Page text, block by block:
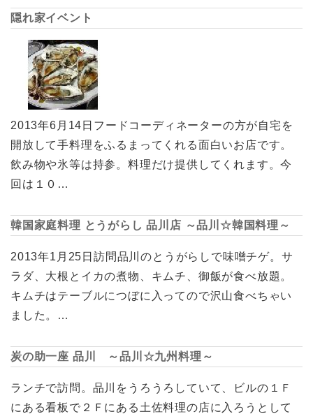
隠れ家イベント
2013年6月14日フードコーディネーターの方が自宅を
開放して手料理をふるまってくれる面白いお店です。
飲み物や氷等は持参。料理だけ提供してくれます。今
回は１０…
韓国家庭料理 とうがらし 品川店 ～品川☆韓国料理～
2013年1月25日訪問品川のとうがらしで味噌チゲ。サ
ラダ、大根とイカの煮物、キムチ、御飯が食べ放題。
キムチはテーブルにつぼに入ってので沢山食べちゃい
ました。…
炭の助一座 品川 ～品川☆九州料理～
ランチで訪問。品川をうろうろしていて、ビルの１Ｆ
にある看板で２Ｆにある土佐料理の店に入ろうとして